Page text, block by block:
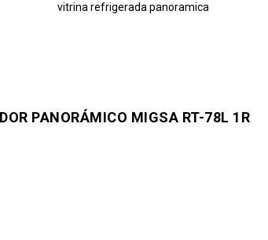
vitrina refrigerada panoramica
PANORÁMICO MIGSA RT-78L 1R